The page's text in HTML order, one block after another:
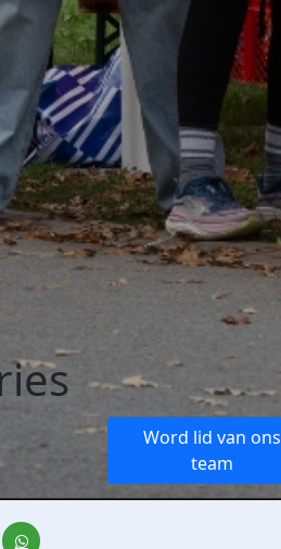
Word lid van ons
team